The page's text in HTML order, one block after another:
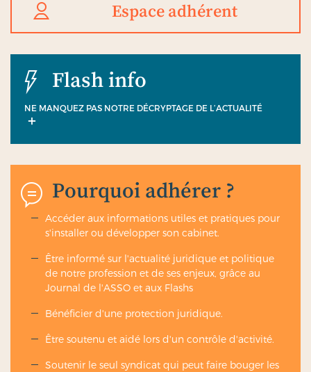
Espace adhérent
Flash info
NE MANQUEZ PAS NOTRE DÉCRYPTAGE DE L’ACTUALITÉ
Pourquoi adhérer ?
Accéder aux informations utiles et pratiques pour
s'installer ou développer son cabinet.
Être informé sur l'actualité juridique et politique
de notre profession et de ses enjeux, grâce au
Journal de l'ASSO et aux Flashs
Bénéficier d'une protection juridique.
Être soutenu et aidé lors d'un contrôle d'activité.
Soutenir le seul syndicat qui peut faire bouger les